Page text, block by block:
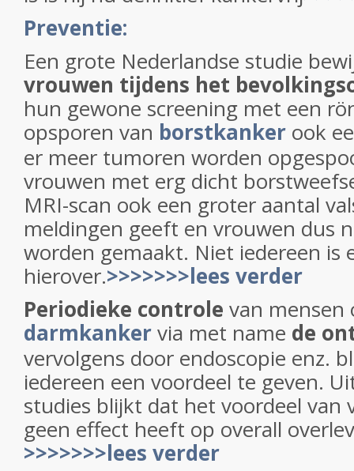
Preventie:
Een grote Nederlandse studie
vrouwen tijdens het
hun gewone screening met een
opsporen van borstkanker ook
er meer tumoren worden
vrouwen met erg dicht
MRI-scan ook een groter aantal
meldingen geeft en vrouwen dus
worden gemaakt. Niet iedereen is
hierover.>>>>>>>lees verder
Periodieke controle van mensen
darmkankervia met name de
vervolgens door endoscopie enz.
iedereen een voordeel te geven.
studies blijkt dat het voordeel van
geen effect heeft op overall
>>>>>>>lees verder